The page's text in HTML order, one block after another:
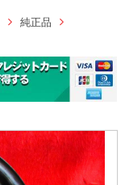
純正品